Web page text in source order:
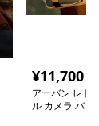
¥11,700
アーバン レト
ル カメラ バッ